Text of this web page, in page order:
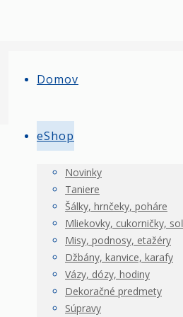
Domov
eShop
Novinky
Taniere
Šálky, hrnčeky, poháre
Mliekovky, cukorničky,
Misy, podnosy, etažéry
Džbány, kanvice, karafy
Vázy, dózy, hodiny
Dekoračné predmety
Súpravy